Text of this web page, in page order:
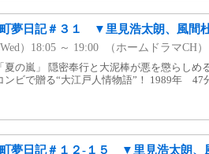
夢日記＃３１ ▼里見浩太朗、風間
）18:05 ～ 19:00 （ホームドラマCH）
夏の嵐」 隠密奉行と大泥棒が悪を懲らしめ
ンビで贈る“大江戸人情物語”！ 1989年
夢日記＃１２-１５ ▼里見浩太朗、